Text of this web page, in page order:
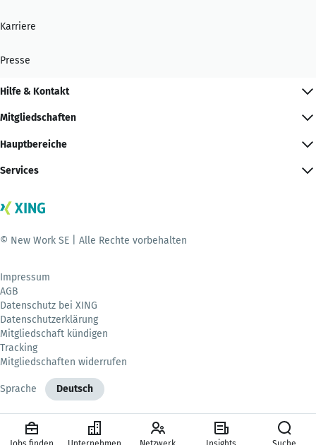
Karriere
Presse
Hilfe & Kontakt
Mitgliedschaften
Hauptbereiche
Services
© New Work SE | Alle Rechte vorbehalten
Impressum
AGB
Datenschutz bei XING
Datenschutzerklärung
Mitgliedschaft kündigen
Tracking
Mitgliedschaften widerrufen
Sprache Deutsch